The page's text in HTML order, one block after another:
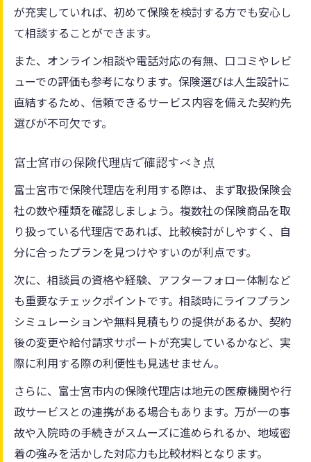
が充実していれば、初めて保険を検討する方でも安心し
て相談することができます。
また、オンライン相談や電話対応の有無、口コミやレビ
ューでの評価も参考になります。保険選びは人生設計に
直結するため、信頼できるサービス内容を備えた契約先
選びが不可欠です。
富士宮市の保険代理店で確認すべき点
富士宮市で保険代理店を利用する際は、まず取扱保険会
社の数や種類を確認しましょう。複数社の保険商品を取
り扱っている代理店であれば、比較検討がしやすく、自
分に合ったプランを見つけやすいのが利点です。
次に、相談員の資格や経験、アフターフォロー体制など
も重要なチェックポイントです。相談時にライフプラン
シミュレーションや無料見積もりの提供があるか、契約
後の変更や給付請求サポートが充実しているかなど、実
際に利用する際の利便性も見逃せません。
さらに、富士宮市内の保険代理店は地元の医療機関や行
政サービスとの連携がある場合もあります。万が一の事
故や入院時の手続きがスムーズに進められるか、地域密
着の強みを活かした対応力も比較材料となります。